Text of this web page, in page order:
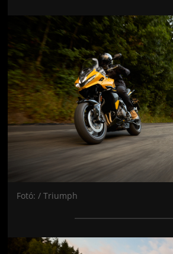
Jön még kép!
Fotó: / Triumph